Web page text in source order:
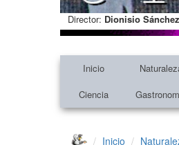
Director: Dionisio
Inicio
Ciencia
Inicio